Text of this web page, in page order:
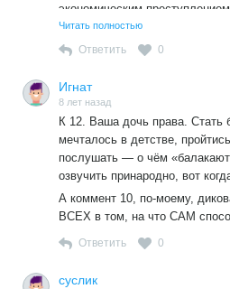
экономическим
давности. Это если подойти к
поскольку подойти пока не
«Зри в корень», или говоря по
гниёт».
Читать полностью
Ответить 0
Игнат
8 лет назад
К 12. Ваша дочь права. Стать
мечталось в детстве,
послушать — о чём
озвучить принародно, вот
А коммент 10, по-моему,
ВСЕХ в том, на что САМ
Ответить 0
суслик